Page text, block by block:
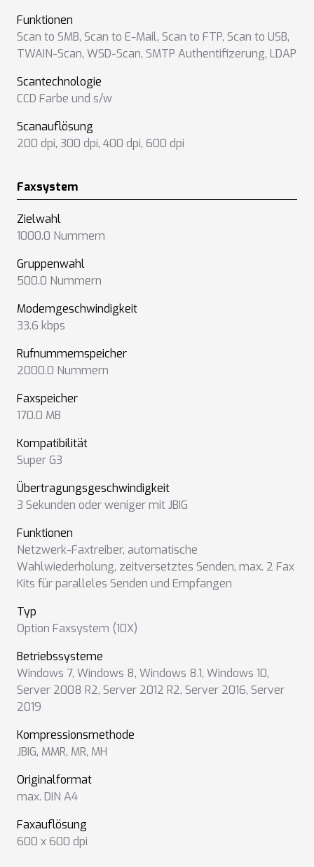
Funktionen
Scan to SMB, Scan to E-Mail, Scan to FTP, Scan to USB,
TWAIN-Scan, WSD-Scan, SMTP Authentifizerung, LDAP
Scantechnologie
CCD Farbe und s/w
Scanauflösung
200 dpi, 300 dpi, 400 dpi, 600 dpi
Faxsystem
Zielwahl
1000.0 Nummern
Gruppenwahl
500.0 Nummern
Modemgeschwindigkeit
33.6 kbps
Rufnummernspeicher
2000.0 Nummern
Faxspeicher
170.0 MB
Kompatibilität
Super G3
Übertragungsgeschwindigkeit
3 Sekunden oder weniger mit JBIG
Funktionen
Netzwerk-Faxtreiber, automatische
Wahlwiederholung, zeitversetztes Senden, max. 2 Fax
Kits für paralleles Senden und Empfangen
Typ
Option Faxsystem (10X)
Betriebssysteme
Windows 7, Windows 8, Windows 8.1, Windows 10,
Server 2008 R2, Server 2012 R2, Server 2016, Server
2019
Kompressionsmethode
JBIG, MMR, MR, MH
Originalformat
max. DIN A4
Faxauflösung
600 x 600 dpi